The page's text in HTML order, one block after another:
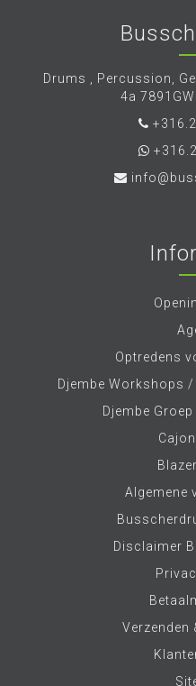
Drums , Percussion,
4a
Optredens
Djembe Workshops
Djembe
Algemene
Disclaimer
Verzenden